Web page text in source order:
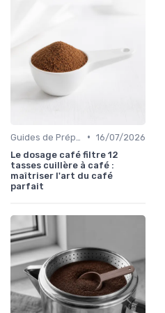
• 16/07/2026
Le dosage café filtre 12
tasses cuillère à café :
maîtriser l'art du café
parfait